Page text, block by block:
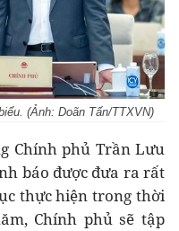
(Ảnh: Doãn Tấn/TTXVN)
Chính phủ Trần Lưu
báo được đưa ra rất
thực hiện trong thời
Chính phủ sẽ tập